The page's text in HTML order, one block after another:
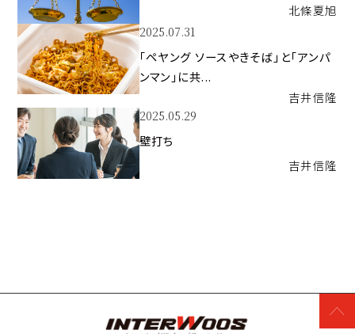
北條夏旭
2025.07.31
「ペヤング ソースやきそば」と「アンパ
ンマン」に共...
吉井信隆
2025.05.29
壁打ち
吉井信隆